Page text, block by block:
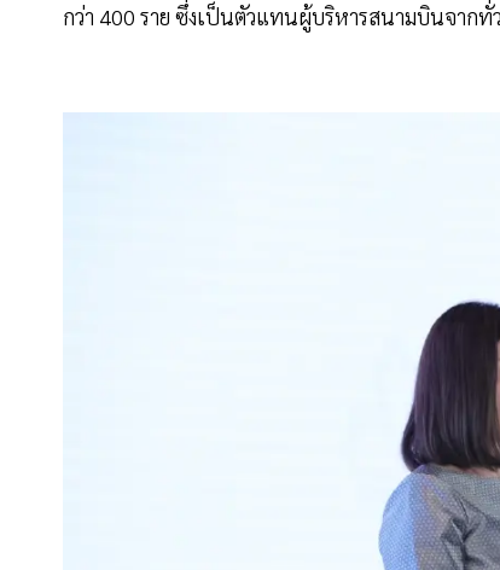
กว่า 400 ราย ซึ่งเป็นตัวแทนผู้บริหารสนามบินจากทั่